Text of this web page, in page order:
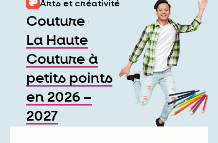
Arts et créativité
Couture :
La Haute
Couture à
petits points
en 2026 –
2027